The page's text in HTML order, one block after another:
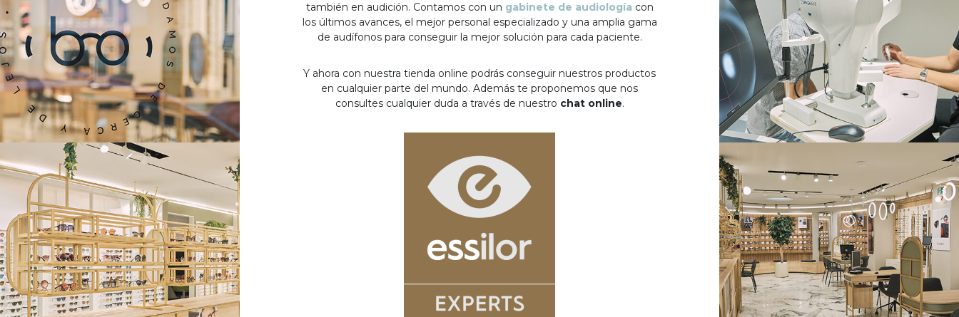
también en audición. Contamos con un gabinete de audiología con
los últimos avances, el mejor personal especializado y una amplia gama
de audífonos para conseguir la mejor solución para cada paciente.
Y ahora con nuestra tienda online podrás conseguir nuestros productos
en cualquier parte del mundo. Además te proponemos que nos
consultes cualquier duda a través de nuestro chat online.